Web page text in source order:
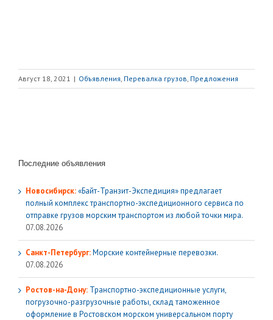
Август 18, 2021 | Объявления, Перевалка грузов, Предложения
Последние объявления
Новосибирск:«Байт-Транзит-Экспедиция» предлагает
полный комплекс транспортно-экспедиционного сервиса по
отправке грузов морским транспортом из любой точки мира.
07.08.2026
Санкт-Петербург:Морские контейнерные перевозки.
07.08.2026
Ростов-на-Дону: Транспортно-экспедиционные услуги,
погрузочно-разгрузочные работы, склад таможенное
оформление в Ростовском морском универсальном порту